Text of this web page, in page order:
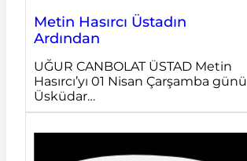
Metin Hasırcı Üstadın
Ardından
UĞUR CANBOLAT ÜSTAD Metin
Hasırcı’yı 01 Nisan Çarşamba günü
Üsküdar…